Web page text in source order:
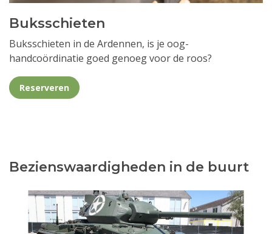
Buksschieten
Buksschieten in de Ardennen, is je oog-
handcoördinatie goed genoeg voor de roos?
Reserveren
Bezienswaardigheden in de buurt